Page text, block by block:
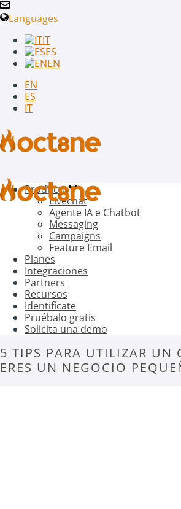
Languages
IT
ES
EN
EN
ES
IT
Producto
Livechat
Agente IA e Chatbot
Messaging
Campaigns
Feature Email
Planes
Integraciones
Partners
Recursos
Identifícate
Pruébalo gratis
Solicita una demo
5 TIPS PARA UTILIZAR UN
ERES UN NEGOCIO